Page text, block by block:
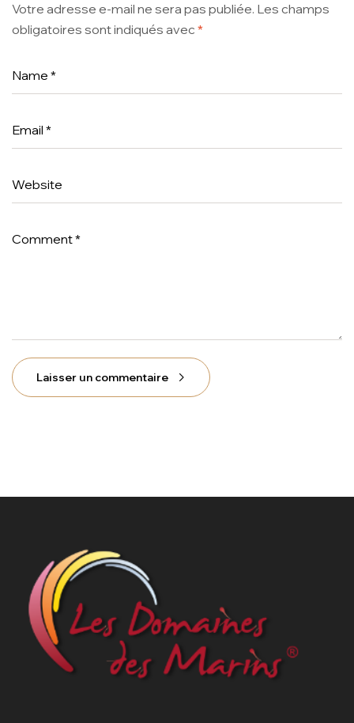
Votre adresse e-mail ne sera pas publiée. Les champs
obligatoires sont indiqués avec *
Laisser un commentaire